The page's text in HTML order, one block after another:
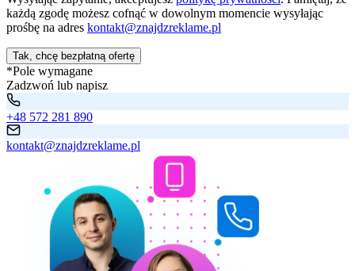
każdą zgodę możesz cofnąć w dowolnym momencie wysyłając
prośbę na adres kontakt@znajdzreklame.pl
Tak, chcę bezpłatną ofertę
*Pole wymagane
Zadzwoń lub napisz
+48 572 281 890
kontakt@znajdzreklame.pl